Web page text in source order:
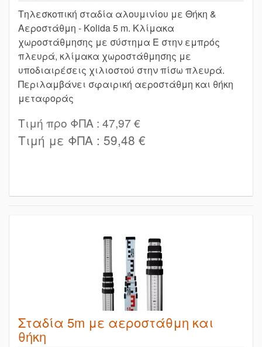
Τηλεσκοπική σταδία αλουμινίου με Θήκη &
Αεροστάθμη - Kolida 5 m. Κλίμακα
χωροστάθμησης με σύστημα Ε στην εμπρός
πλευρά, κλίμακα χωροστάθμησης με
υποδιαιρέσεις χιλιοστού στην πίσω πλευρά.
Περιλαμβάνει σφαιρική αεροστάθμη και θήκη
μεταφοράς
Τιμή προ ΦΠΑ : 47,97 €
Τιμή με ΦΠΑ : 59,48 €
Σταδία 5m με αεροστάθμη και
θήκη